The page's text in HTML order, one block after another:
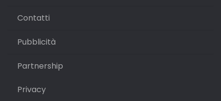
Contatti
Pubblicità
Partnership
Privacy